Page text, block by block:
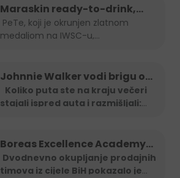
Maraskin ready-to-drink,
dobro prepoznatljivi PeTe je
na Sarajevo Street Food
medaljom na IWSC-u,
Johnnie Walker vodi brigu o
tebi: Jeftiniji povratak kući
taxi vozilima širom BiH
Koliko puta ste na kraju večeri
stajali ispred auta i razmišljali:
Boreas Excellence Academy
2025
Dvodnevno okupljanje prodajnih
timova iz cijele BiH pokazalo je...